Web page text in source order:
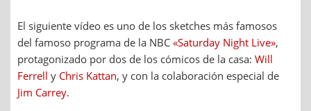
El siguiente vídeo es uno de los sketches más famosos
del famoso programa de la NBC «Saturday Night Live»,
protagonizado por dos de los cómicos de la casa: Will
Ferrell y Chris Kattan, y con la colaboración especial de
Jim Carrey.